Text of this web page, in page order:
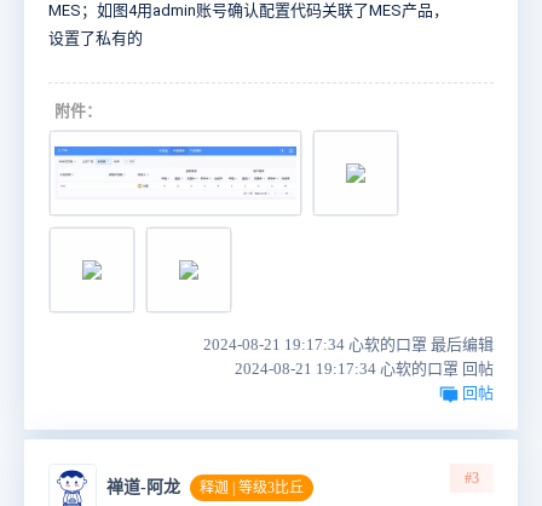
MES；如图4用admin账号确认配置代码关联了MES产品，
设置了私有的
附件：
2024-08-21 19:17:34 心软的口罩 最后编辑
2024-08-21 19:17:34 心软的口罩 回帖
回帖
禅道-阿龙 释迦 | 等级3比丘
#3